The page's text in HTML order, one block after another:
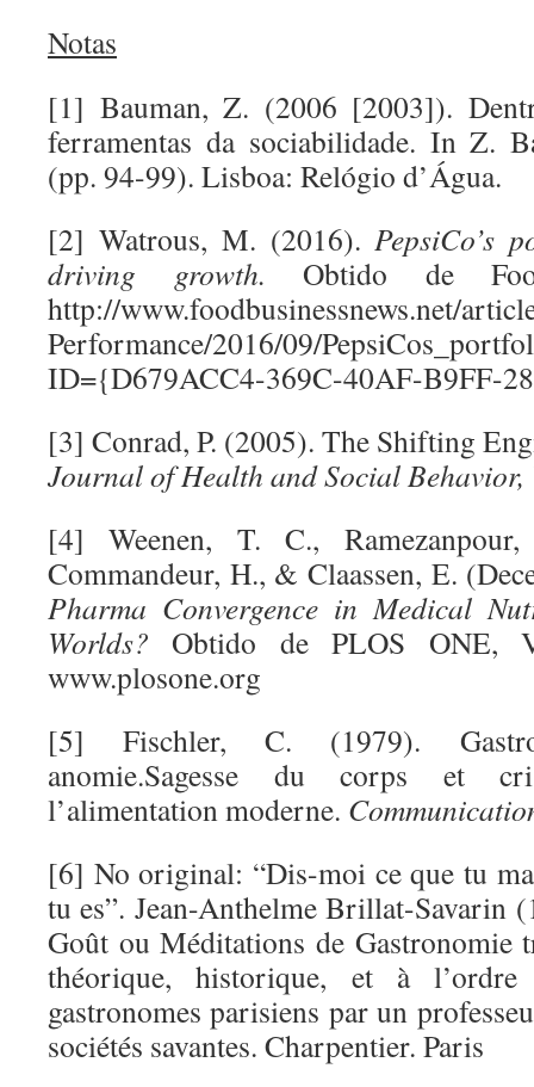
Notas
[1] Bauman, Z. (2006 [2003]).
ferramentas da sociabilidade. In Z.
(pp. 94-99). Lisboa: Relógio d’Água.
[2] Watrous, M. (2016).PepsiCo’s
driving growth. Obtido de
http://www.foodbusinessnews.net/
Performance/2016/09/
ID={D679ACC4-369C-40AF-B9FF-
[3] Conrad, P. (2005). The Shifting
Journal of Health and Social Behavior,
[4] Weenen, T. C.,
Commandeur, H., & Claassen, E.
Pharma Convergence in Medical
Worlds? Obtido de PLOS ONE,
www.plosone.org
[5] Fischler, C. (1979).
anomie.Sagesse du corps et
l’alimentation moderne.
[6] No original: “Dis-moi ce que tu
tu es”. Jean-Anthelme Brillat-Savarin
Goût ou Méditations de Gastronomie
théorique, historique, et à
gastronomes parisiens par un
sociétés savantes. Charpentier. Paris